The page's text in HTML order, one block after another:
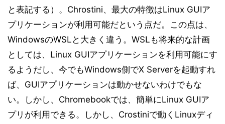
と表記する）。Chrostini、最大の特徴はLinux GUIア
プリケーションが利用可能だという点だ。この点は、
WindowsのWSLと大きく違う。WSLも将来的な計画
としては、Linux GUIアプリケーションを利用可能にす
るようだし、今でもWindows側でX Serverを起動すれ
ば、GUIアプリケーションは動かせないわけでもな
い。しかし、Chromebookでは、簡単にLinux GUIア
プリが利用できる。しかし、Crostiniで動くLinuxディ